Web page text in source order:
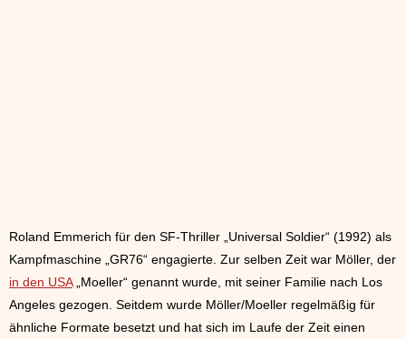
Roland Emmerich für den SF-Thriller „Universal Soldier“ (1992) als
Kampfmaschine „GR76“ engagierte. Zur selben Zeit war Möller, der
in den USA„Moeller“ genannt wurde, mit seiner Familie nach Los
Angeles gezogen. Seitdem wurde Möller/Moeller regelmäßig für
ähnliche Formate besetzt und hat sich im Laufe der Zeit einen